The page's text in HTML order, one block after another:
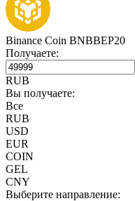
Binance Coin BNBBEP20
Получаете:
RUB
Вы получаете:
Все
RUB
USD
EUR
COIN
GEL
CNY
Выберите направление: